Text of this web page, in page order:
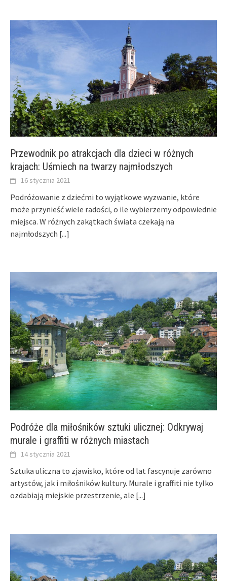
Przewodnik po atrakcjach dla dzieci w różnych
krajach: Uśmiech na twarzy najmłodszych
16 stycznia 2021
Podróżowanie z dziećmi to wyjątkowe wyzwanie, które
może przynieść wiele radości, o ile wybierzemy odpowiednie
miejsca. W różnych zakątkach świata czekają na
najmłodszych [...]
Podróże dla miłośników sztuki ulicznej: Odkrywaj
murale i graffiti w różnych miastach
14 stycznia 2021
Sztuka uliczna to zjawisko, które od lat fascynuje zarówno
artystów, jak i miłośników kultury. Murale i graffiti nie tylko
ozdabiają miejskie przestrzenie, ale [...]